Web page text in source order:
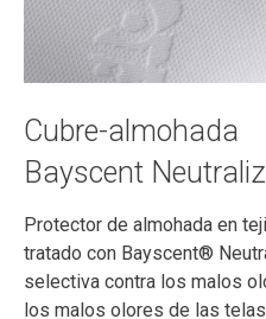
Cubre-almohada
Bayscent
Protector de almohada en
tratado con Bayscent®
selectiva contra los malos
los malos olores de las